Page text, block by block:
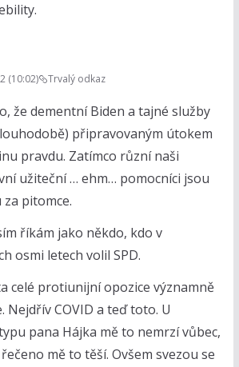
(10:02) Trvalý odkaz
že dementní Biden a tajné služby
připravovaným útokem
pravdu. Zatímco různí naši
užiteční … ehm… pomocníci jsou
pitomce.
říkám jako někdo, kdo v
osmi letech volil SPD.
celé protiunijní opozice významně
Nejdřív COVID a teď toto. U
pana Hájka mě to nemrzí vůbec,
mě to těší. Ovšem svezou se